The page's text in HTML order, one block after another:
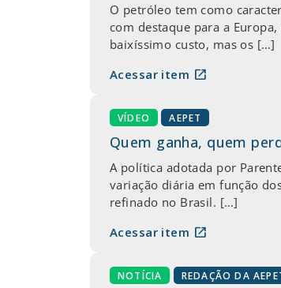
O petróleo tem como
com destaque para a
baixíssimo custo, mas os […]
Acessar item open_in_new
VÍDEO AEPET
Quem ganha, quem
A política adotada por
variação diária em função
refinado no Brasil. […]
Acessar item open_in_new
NOTÍCIA REDAÇÃO DA